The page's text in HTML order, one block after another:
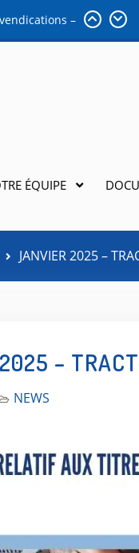
–
– Définitif
– Mars 2025 –
de Jours et
– MARS 2025
ÉQUIPE
JANVIER 2025 –
–
NEWS